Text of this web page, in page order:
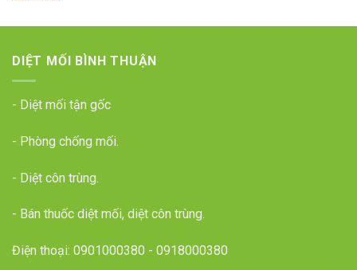
DIỆT MỐI BÌNH THUẬN
- Diệt mối tận gốc
- Phòng chống mối.
- Diệt côn trùng.
- Bán thuốc diệt mối, diệt côn trùng.
Điện thoại: 0901000380 - 0918000380